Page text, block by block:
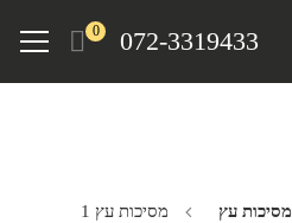
072-3319433
0
Menu
מסיכות עץ מסיכות עץ 1